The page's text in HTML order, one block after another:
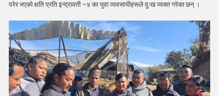
७०
परेर भएको क्षति प्रति इन्द्रावती –४ का युवा व्यवसायीहरूले दुःख व्यक्त गरेका छन् ।